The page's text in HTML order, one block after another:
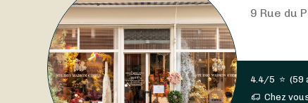
9 Rue du
4.4/5 ⭐ (59
Chez